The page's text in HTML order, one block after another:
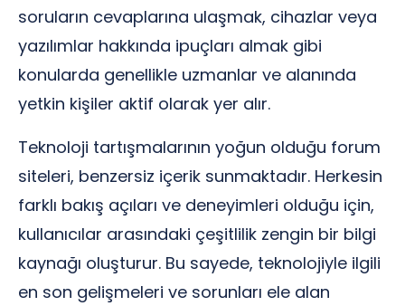
soruların cevaplarına ulaşmak, cihazlar veya
yazılımlar hakkında ipuçları almak gibi
konularda genellikle uzmanlar ve alanında
yetkin kişiler aktif olarak yer alır.
Teknoloji tartışmalarının yoğun olduğu forum
siteleri, benzersiz içerik sunmaktadır. Herkesin
farklı bakış açıları ve deneyimleri olduğu için,
kullanıcılar arasındaki çeşitlilik zengin bir bilgi
kaynağı oluşturur. Bu sayede, teknolojiyle ilgili
en son gelişmeleri ve sorunları ele alan